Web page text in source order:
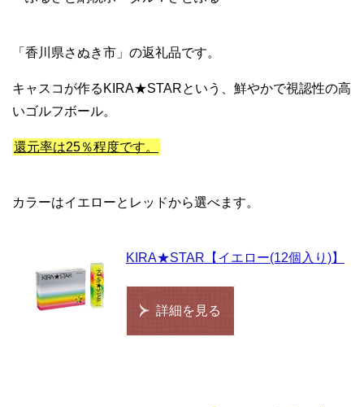
「香川県さぬき市」の返礼品です。
キャスコが作るKIRA★STARという、鮮やかで視認性の高
いゴルフボール。
還元率は25％程度です。
カラーはイエローとレッドから選べます。
KIRA★STAR【イエロー(12個入り)】
詳細を見る